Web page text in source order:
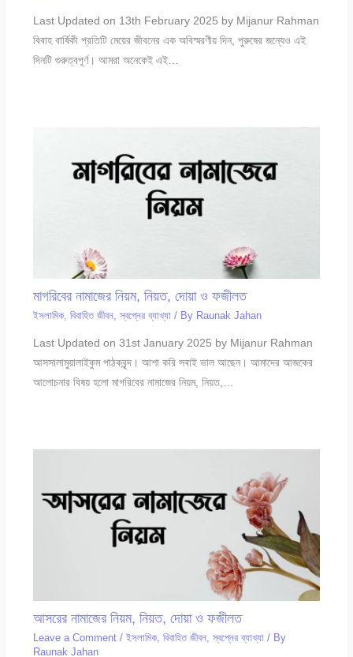
Last Updated on 13th February 2025 by Mijanur Rahman
বিবাহ বার্ষিকী প্রতিটি মেয়ের জীবনের এক অবিস্মরণীয় দিন, পুরুষের জন্যেও এই
দিনটি গুরুত্বপূর্ণ। আমরা অনেকেই এই…
মাগরিবের নামাজের নিয়ম, নিয়ত, দোয়া ও ফজীলত
ইসলামিক, বিবাহিত জীবন, স্বপ্নের ব্যাখ্যা/ By Raunak Jahan
Last Updated on 31st January 2025 by Mijanur Rahman
আসসালামুয়ালাইকুম পাঠকবৃন্দ। আশা করি সবাই ভাল আছেন। আমাদের আজকের
আলোচনার বিষয় হলো মাগরিবের নামাজের নিয়ম, নিয়ত,…
আসরের নামাজের নিয়ম, নিয়ত, দোয়া ও ফজীলত
Leave a Comment / ইসলামিক, বিবাহিত জীবন, স্বপ্নের ব্যাখ্যা/ By
Raunak Jahan